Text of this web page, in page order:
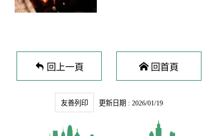
回上一頁 回首頁
友善列印 更新日期 : 2026/01/19